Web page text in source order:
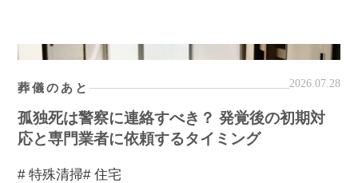
葬儀のあと 2026.07.28
孤独死は警察に連絡すべき？ 発覚後の初期対
応と専門業者に依頼するタイミング
# 特殊清掃# 住宅